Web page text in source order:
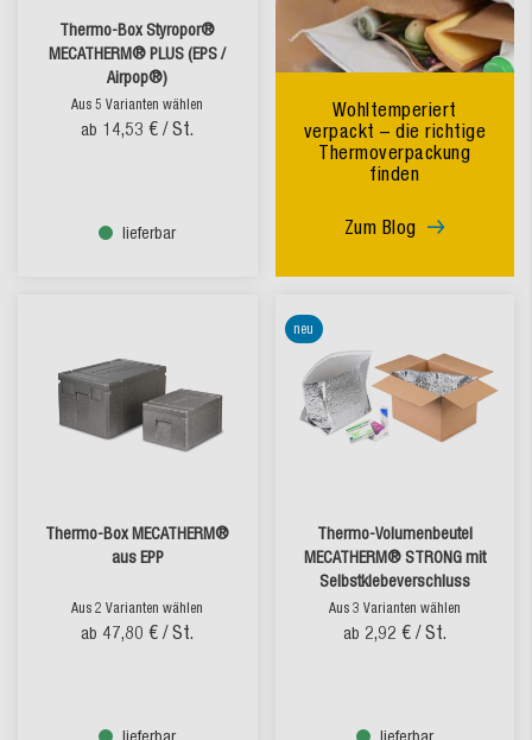
Thermo-Box Styropor®
MECATHERM® PLUS (EPS /
Airpop®)
Aus 5 Varianten wählen
ab 14,53 € / St.
lieferbar
Wohltemperiert
verpackt – die richtige
Thermoverpackung
finden
Zum Blog
Thermo-Box MECATHERM®
aus EPP
Aus 2 Varianten wählen
ab 47,80 € / St.
neu
Thermo-Volumenbeutel
MECATHERM® STRONG mit
Selbstklebeverschluss
Aus 3 Varianten wählen
ab 2,92 € / St.